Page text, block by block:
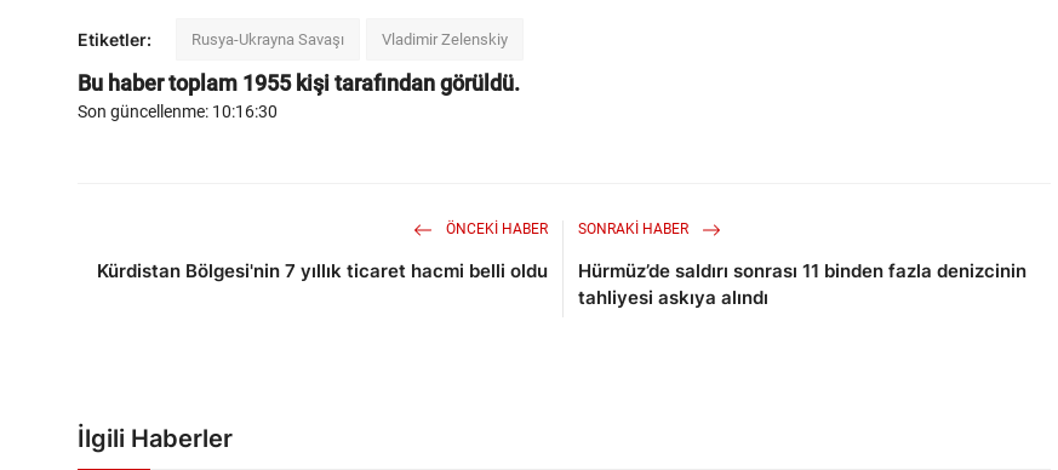
Etiketler: Rusya-Ukrayna Savaşı Vladimir Zelenskiy
Bu haber toplam 1955kişi tarafından görüldü.
Son güncellenme: 10:16:30
ÖNCEKI HABER
Kürdistan Bölgesi'nin 7 yıllık ticaret hacmi belli oldu
SONRAKI HABER
Hürmüz’de saldırı sonrası 11 binden fazla denizcinin
tahliyesi askıya alındı
İlgili Haberler